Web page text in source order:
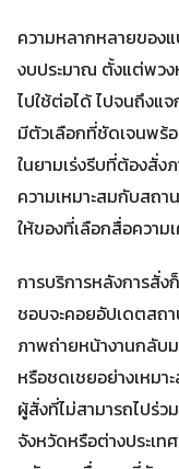
ความหลากหลายของ
งบประมาณ ตั้งแต่พว
ไปใช้ต่อได้ ไปจนถึงแ
มีตัวเลือกที่ชัดเจนพร้
ในยามเร่งรีบที่ต้องสั่ง
ความเหมาะสมกับสถ
ให้ของที่เลือกสื่อควา
การบริการหลังการสั่
ชอบจะคอยอัปเดตสถา
ภาพถ่ายหน้างานกลับ
หรือชดเชยอย่างเหมา
ผู้สั่งที่ไม่สามารถไปร่ว
จังหวัดหรือต่างประเท